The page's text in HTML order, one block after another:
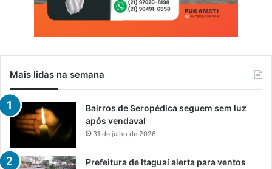
Mais lidas na semana
Bairros de Seropédica seguem sem luz
após vendaval
31 de julho de 2026
Prefeitura de Itaguaí alerta para ventos